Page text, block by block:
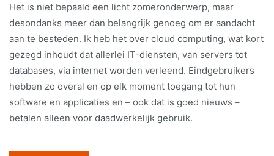
Het is niet bepaald een licht zomeronderwerp, maar
desondanks meer dan belangrijk genoeg om er aandacht
aan te besteden. Ik heb het over cloud computing, wat kort
gezegd inhoudt dat allerlei IT-diensten, van servers tot
databases, via internet worden verleend. Eindgebruikers
hebben zo overal en op elk moment toegang tot hun
software en applicaties en – ook dat is goed nieuws –
betalen alleen voor daadwerkelijk gebruik.